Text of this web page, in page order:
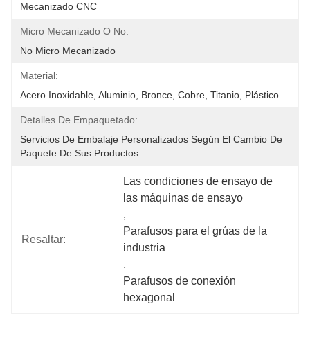
Mecanizado CNC
Micro Mecanizado O No:
No Micro Mecanizado
Material:
Acero Inoxidable, Aluminio, Bronce, Cobre, Titanio, Plástico
Detalles De Empaquetado:
Servicios De Embalaje Personalizados Según El Cambio De
Paquete De Sus Productos
Resaltar:
Las condiciones de ensayo de
las máquinas de ensayo
,
Parafusos para el grúas de la
industria
,
Parafusos de conexión
hexagonal